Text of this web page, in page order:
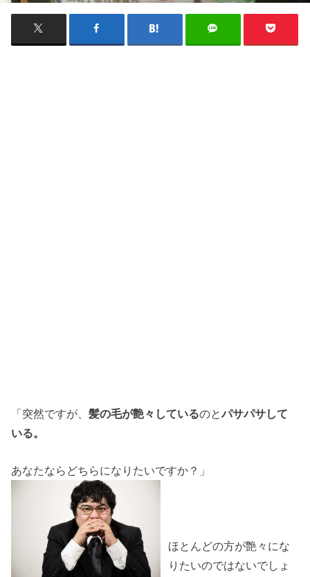
「突然ですが、髪の毛が艶々しているのとパサパサして
いる。
あなたならどちらになりたいですか？」
ほとんどの方が艶々にな
りたいのではないでしょ